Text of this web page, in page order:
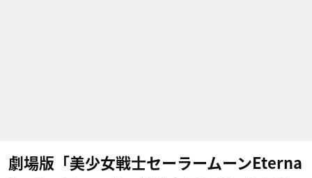
劇場版「美少女戦士セーラームーンEterna